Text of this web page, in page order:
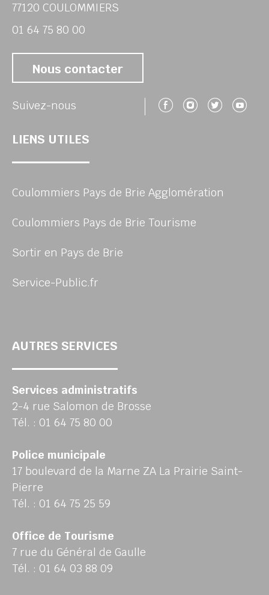
77120 COULOMMIERS
01 64 75 80 00
Nous contacter
Suivez-nous Suivez-nous
Suivez-
LIENS UTILES
Coulommiers Pays de Brie Agglomération
Coulommiers Pays de Brie Tourisme
Sortir en Pays de Brie
Service-Public.fr
AUTRES SERVICES
Services administratifs
2-4 rue Salomon de Brosse
Tél. : 01 64 75 80 00
Police municipale
17 boulevard de la Marne ZA La Prairie Saint-
Pierre
Tél. : 01 64 75 25 59
Office de Tourisme
7 rue du Général de Gaulle
Tél. : 01 64 03 88 09